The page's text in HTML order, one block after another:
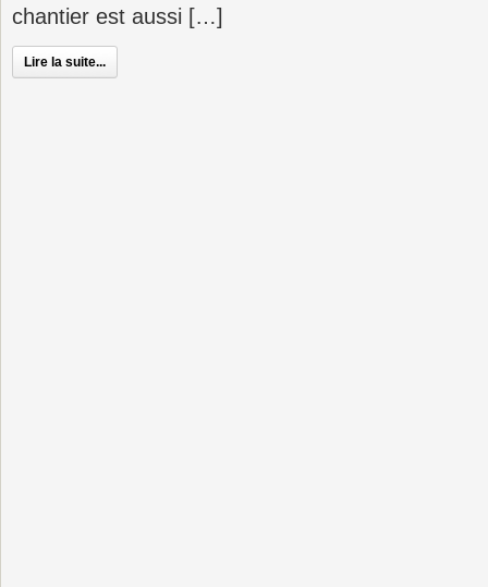
chantier est aussi […]
Lire la suite...